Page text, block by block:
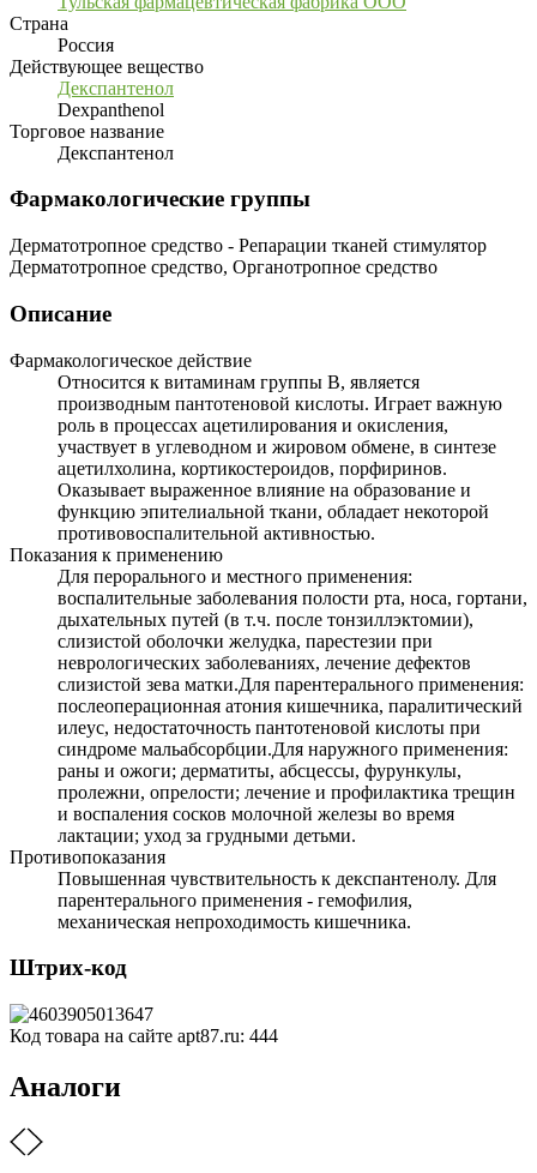
Страна
Россия
Действующее вещество
Декспантенол
Dexpanthenol
Торговое название
Декспантенол
Фармакологические группы
Дерматотропное средство - Репарации тканей стимулятор
Дерматотропное средство, Органотропное средство
Описание
Фармакологическое действие
Относится к витаминам группы B, является
производным пантотеновой кислоты. Играет важную
роль в процессах ацетилирования и окисления,
участвует в углеводном и жировом обмене, в синтезе
ацетилхолина, кортикостероидов, порфиринов.
Оказывает выраженное влияние на образование и
функцию эпителиальной ткани, обладает некоторой
противовоспалительной активностью.
Показания к применению
Для перорального и местного применения:
воспалительные заболевания полости рта, носа, гортани,
дыхательных путей (в т.ч. после тонзиллэктомии),
слизистой оболочки желудка, парестезии при
неврологических заболеваниях, лечение дефектов
слизистой зева матки.Для парентерального применения:
послеоперационная атония кишечника, паралитический
илеус, недостаточность пантотеновой кислоты при
синдроме мальабсорбции.Для наружного применения:
раны и ожоги; дерматиты, абсцессы, фурункулы,
пролежни, опрелости; лечение и профилактика трещин
и воспаления сосков молочной железы во время
лактации; уход за грудными детьми.
Противопоказания
Повышенная чувствительность к декспантенолу. Для
парентерального применения - гемофилия,
механическая непроходимость кишечника.
Штрих-код
Код товара на сайте apt87.ru: 444
Аналоги